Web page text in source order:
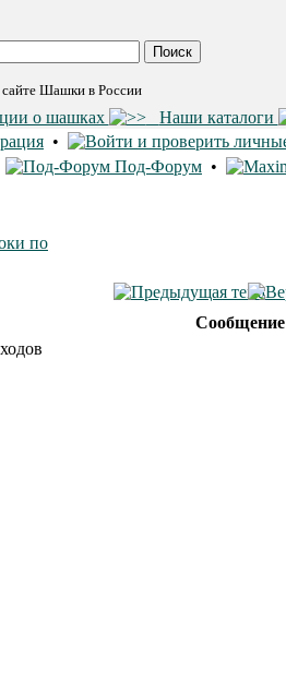
Шашки в России
о шашках Наши каталоги
•
Под-Форум •
по
Сообщение